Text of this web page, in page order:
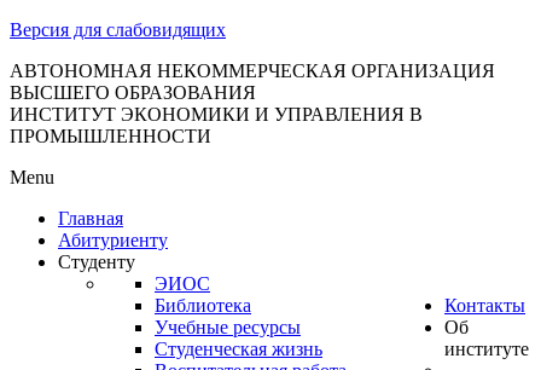
Версия для слабовидящих
АВТОНОМНАЯ НЕКОММЕРЧЕСКАЯ ОРГАНИЗАЦИЯ
ВЫСШЕГО ОБРАЗОВАНИЯ
ИНСТИТУТ ЭКОНОМИКИ И УПРАВЛЕНИЯ В
ПРОМЫШЛЕННОСТИ
Menu
Главная
Абитуриенту
Студенту
ЭИОС
Библиотека
Учебные ресурсы
Студенческая жизнь
Контакты
Об
институте